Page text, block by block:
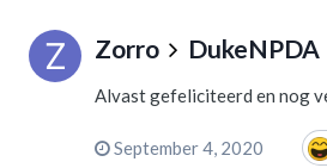
Zorro DukeNPDA
Alvast gefeliciteerd en nog
September 4, 2020